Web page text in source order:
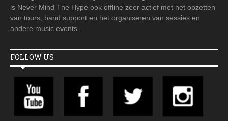
is Never Mind The Hype ook offline zeer actief met het opzetten
van tours, band support en het organiseren van sessies en
andere music events.
FOLLOW US